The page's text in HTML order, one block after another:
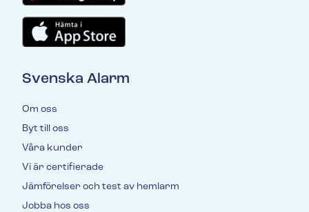
Svenska Alarm
Om oss
Byt till oss
Våra kunder
Vi är certifierade
Jämförelser och test av hemlarm
Jobba hos oss